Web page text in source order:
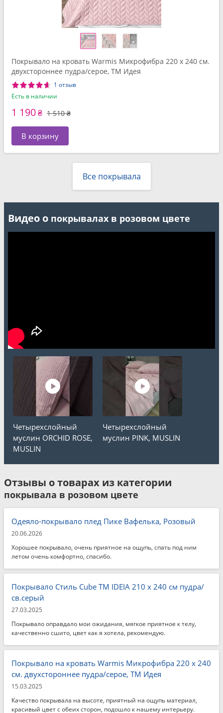
Покрывало на кровать Warmis Микрофибра 220 x 240 см.
двухстороннее пудра/серое, ТМ Идея
1 отзыв
Есть в наличии
1 190₴ 1 510 ₴
В корзину
Все покрывала
Видео о покрывалах в розовом цвете
Четырехслойный
муслин ORCHID ROSE,
MUSLIN
Четырехслойный
муслин PINK, MUSLIN
Отзывы о товарах из категории
покрывала в розовом цвете
Одеяло-покрывало плед Пике Вафелька, Розовый
20.06.2026
Хорошее покрывало, очень приятное на ощупь, спать под ним
летом очень комфортно, спасибо.
Покрывало Стиль Cube TM IDEIA 210 x 240 см пудра/
св.серый
27.03.2025
Покрывало оправдало мои ожидания, мягкое приятное к телу,
качественно сшито, цвет как я хотела, рекомендую.
Покрывало на кровать Warmis Микрофибра 220 x 240
см. двухстороннее пудра/серое, ТМ Идея
15.03.2025
Качество покрывала на высоте, приятный на ощупь материал,
красивый цвет с обеих сторон, подошло к нашему интерьеру.